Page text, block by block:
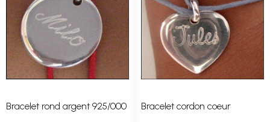
Bracelet rond argent 925/000 Bracelet cordon coeur